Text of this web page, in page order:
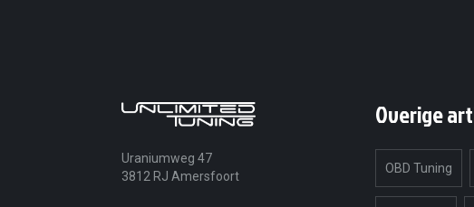
Uraniumweg 47
3812 RJ Amersfoort
Overige
OBD Tuning